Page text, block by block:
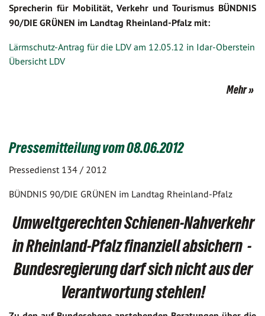
Sprecherin für Mobilität, Verkehr und Tourismus BÜNDNIS
90/DIE GRÜNEN im Landtag Rheinland-Pfalz mit:
Lärmschutz-Antrag für die LDV am 12.05.12 in Idar-Oberstein
Übersicht LDV
Mehr
Pressemitteilung vom 08.06.2012
Pressedienst 134 / 2012
BÜNDNIS 90/DIE GRÜNEN im Landtag Rheinland-Pfalz
Umweltgerechten Schienen-Nahverkehr
in Rheinland-Pfalz finanziell absichern -
Bundesregierung darf sich nicht aus der
Verantwortung stehlen!